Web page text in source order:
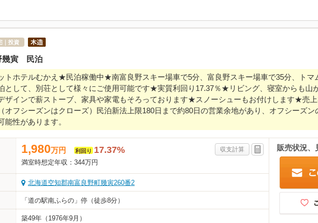
｜投資
幾寅 民泊
トホテルむかえ★民泊稼働中★南富良野スキー場車で5分、富良野スキー場車で35分、ト
として、別荘として様々にご使用可能です★実質利回り17.37％★リビング、寝室からも山
ザインで薪ストーブ、家具や家電もそろっております★スノーシューもお付けします★売
オフシーズンはクローズ）民泊新法上限180日まで約80日の営業余地があり、オフシーズ
能性があります。
収支計算
1,980万円 利回り 17.37%
満室時想定年収： 344万円
北海道空知郡南富良野町幾寅260番2
「道の駅南ふらの」停（徒歩8分）
築49年 （1976年9月）
販売状況、